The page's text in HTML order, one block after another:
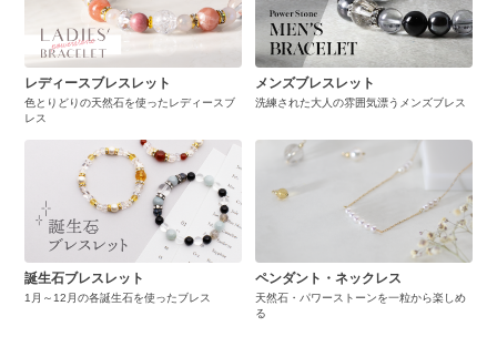
レディースブレスレット
色とりどりの天然石を使ったレディースブ
レス
メンズブレスレット
洗練された大人の雰囲気漂うメンズブレス
誕生石ブレスレット
1月～12月の各誕生石を使ったブレス
ペンダント・ネックレス
天然石・パワーストーンを一粒から楽しめ
る